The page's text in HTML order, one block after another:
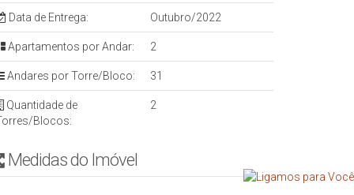
Data de Entrega: Outubro/2022
Apartamentos por Andar: 2
Andares por Torre/Bloco: 31
Quantidade de
Blocos:
2
Medidas do Imóvel